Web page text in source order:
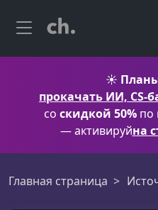
☀️
прокачать ИИ, CS-
со скидкой 50% по
— активируйна
Главная страница